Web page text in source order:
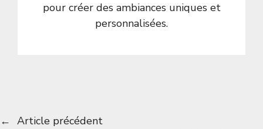
pour créer des ambiances uniques et
personnalisées.
← Article précédent